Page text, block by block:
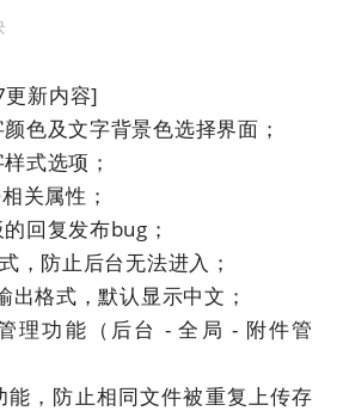
新内容]
色及文字背景色选择界面；
式选项；
关属性；
回复发布bug；
，防止后台无法进入；
出格式，默认显示中文；
理功能（后台 - 全局 - 附件管
，防止相同文件被重复上传存